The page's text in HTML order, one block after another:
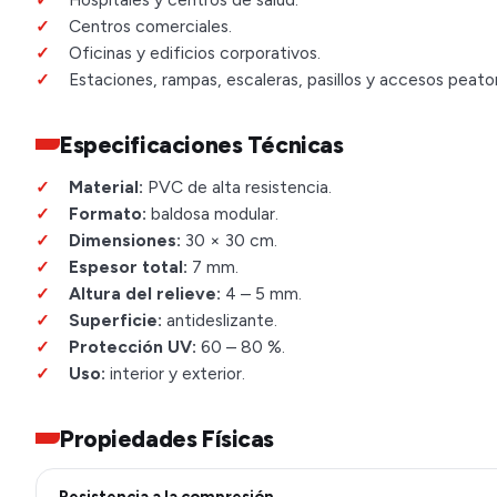
Centros comerciales.
Oficinas y edificios corporativos.
Estaciones, rampas, escaleras, pasillos y accesos
Especificaciones Técnicas
Material: PVC de alta resistencia.
Formato: baldosa modular.
Dimensiones: 30 × 30 cm.
Espesor total: 7 mm.
Altura del relieve: 4 – 5 mm.
Superficie: antideslizante.
Protección UV: 60 – 80 %.
Uso: interior y exterior.
Propiedades Físicas